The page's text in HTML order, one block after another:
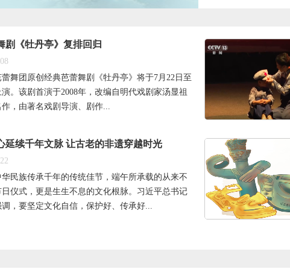
剧《牡丹亭》复排回归
舞团原创经典芭蕾舞剧《牡丹亭》将于7月22日至
演。该剧首演于2008年，改编自明代戏剧家汤显祖
，由著名戏剧导演、剧作...
延续千年文脉 让古老的非遗穿越时光
民族传承千年的传统佳节，端午所承载的从来不
日仪式，更是生生不息的文化根脉。习近平总书记
调，要坚定文化自信，保护好、传承好...